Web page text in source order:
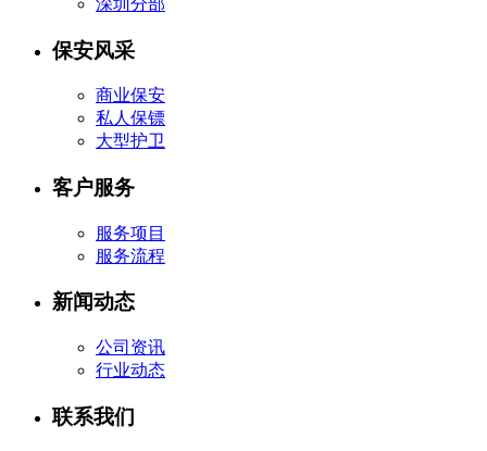
保安风采
商业保安
私人保镖
大型护卫
客户服务
服务项目
服务流程
新闻动态
公司资讯
行业动态
联系我们